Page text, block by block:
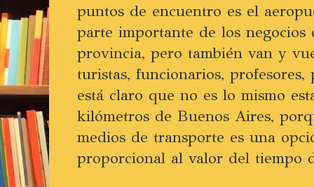
puntos de encuentro es el
parte importante de los
provincia, pero también van y
turistas, funcionarios, profesores,
está claro que no es lo mismo
kilómetros de Buenos Aires,
medios de transporte es una
proporcional al valor del tiempo